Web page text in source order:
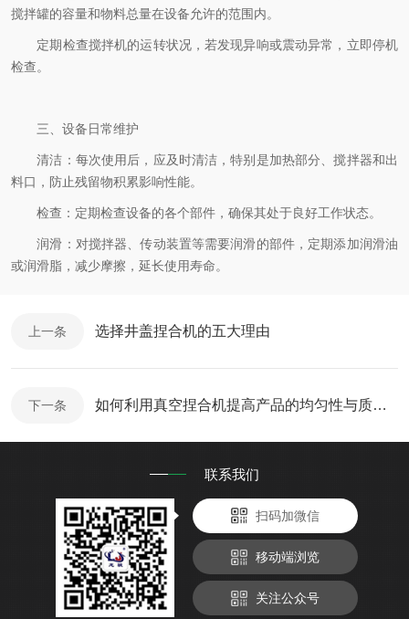
搅拌罐的容量和物料总量在设备允许的范围内。
定期检查搅拌机的运转状况，若发现异响或震动异常，立即停机
检查。
三、设备日常维护
清洁：每次使用后，应及时清洁，特别是加热部分、搅拌器和出
料口，防止残留物积累影响性能。
检查：定期检查设备的各个部件，确保其处于良好工作状态。
润滑：对搅拌器、传动装置等需要润滑的部件，定期添加润滑油
或润滑脂，减少摩擦，延长使用寿命。
上一条 选择井盖捏合机的五大理由
下一条 如何利用真空捏合机提高产品的均匀性与质量控制？
联系我们
扫码加微信
移动端浏览
关注公众号